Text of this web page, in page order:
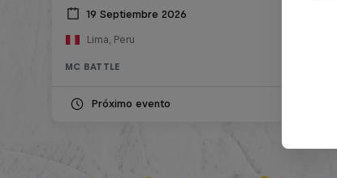
19 Septiembre 2026
Lima, Peru
MC BATTLE
Próximo evento